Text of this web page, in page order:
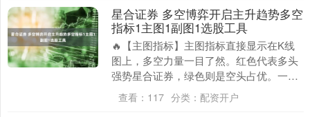
星合证券 多空博弈开启主升趋势多空
指标1主图1副图1选股工具
🔥【主图指标】主图指标直接显示在K线
图上，多空力量一目了然。红色代表多头
强势星合证券，绿色则是空头占优。一旦
红色区域持续扩大，主升行情大概率开
启！📈📊【副图指标....
查看： 117 分类： 配资开户